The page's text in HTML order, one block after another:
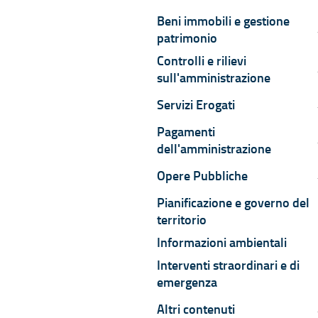
Beni immobili e gestione
patrimonio
Controlli e rilievi
sull'amministrazione
Servizi Erogati
Pagamenti
dell'amministrazione
Opere Pubbliche
Pianificazione e governo del
territorio
Informazioni ambientali
Interventi straordinari e di
emergenza
Altri contenuti